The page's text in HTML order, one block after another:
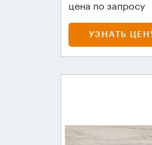
цена по запросу
УЗНАТЬ